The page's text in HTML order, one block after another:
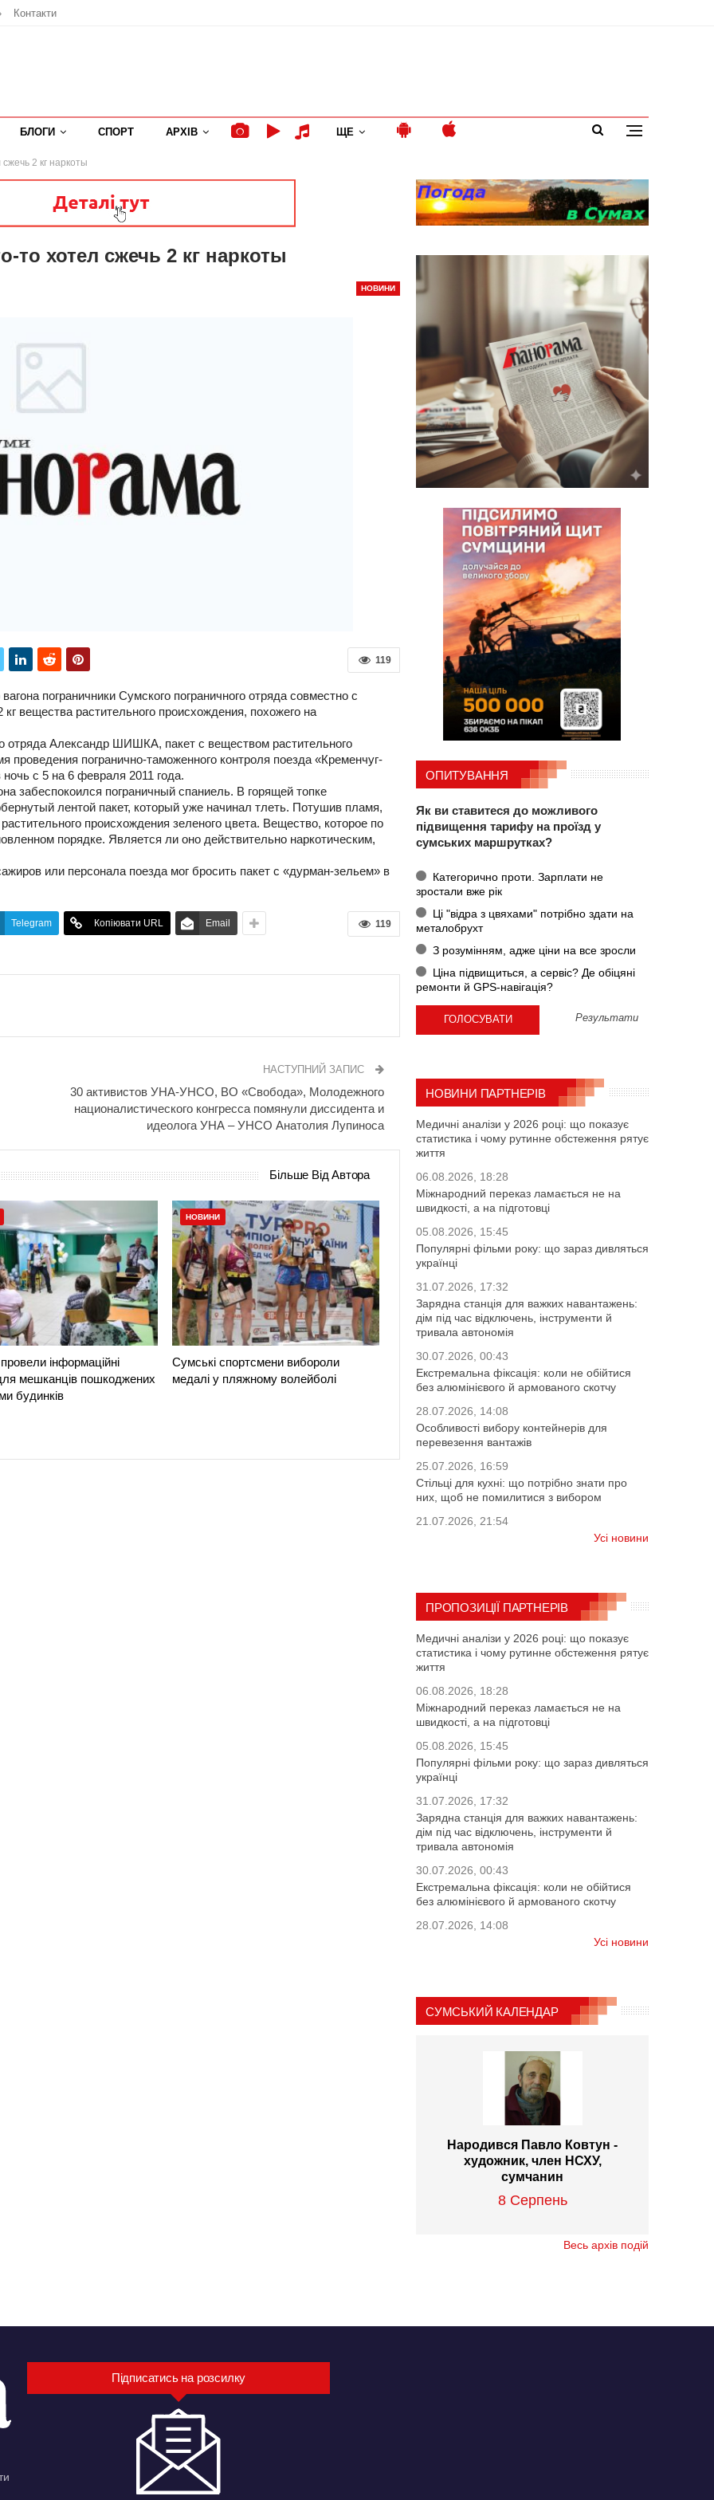
Контакти
БЛОГИ СПОРТ АРХІВ ЩЕ
2 кг наркоты
то хотел сжечь 2 кг наркоты
НОВИНИ
119
пограничники Сумского пограничного отряда совместно с
вещества растительного происхождения, похожего на
отряда Александр ШИШКА, пакет с веществом растительного
погранично-таможенного контроля поезда «Кременчуг-
с 5 на 6 февраля 2011 года.
забеспокоился пограничный спаниель. В горящей топке
лентой пакет, который уже начинал тлеть. Потушив пламя,
происхождения зеленого цвета. Вещество, которое по
порядке. Является ли оно действительно наркотическим,
или персонала поезда мог бросить пакет с «дурман-зельем» в
119
Telegram Копіювати URL Email
НАСТУПНИЙ ЗАПИС
30 активистов УНА-УНСО, ВО «Свобода», Молодежного
националистического конгресса помянули диссидента и
идеолога УНА – УНСО Анатолия Лупиноса
Більше Від Автора
інформаційні
для мешканців пошкоджених
будинків
НОВИНИ
Сумські спортсмени вибороли
медалі у пляжному волейболі
ОПИТУВАННЯ
Як ви ставитеся до можливого
підвищення тарифу на проїзд у
сумських маршрутках?
Категорично проти. Зарплати не
зростали вже рік
Ці "відра з цвяхами" потрібно здати на
металобрухт
З розумінням, адже ціни на все зросли
Ціна підвищиться, а сервіс? Де обіцяні
ремонти й GPS-навігація?
Результати
НОВИНИ ПАРТНЕРІВ
Медичні аналізи у 2026 році: що показує
статистика і чому рутинне обстеження рятує
життя
06.08.2026, 18:28
Міжнародний переказ ламається не на
швидкості, а на підготовці
05.08.2026, 15:45
Популярні фільми року: що зараз дивляться
українці
31.07.2026, 17:32
Зарядна станція для важких навантажень:
дім під час відключень, інструменти й
тривала автономія
30.07.2026, 00:43
Екстремальна фіксація: коли не обійтися
без алюмінієвого й армованого скотчу
28.07.2026, 14:08
Особливості вибору контейнерів для
перевезення вантажів
25.07.2026, 16:59
Стільці для кухні: що потрібно знати про
них, щоб не помилитися з вибором
21.07.2026, 21:54
Усі новини
ПРОПОЗИЦІЇ ПАРТНЕРІВ
Медичні аналізи у 2026 році: що показує
статистика і чому рутинне обстеження рятує
життя
06.08.2026, 18:28
Міжнародний переказ ламається не на
швидкості, а на підготовці
05.08.2026, 15:45
Популярні фільми року: що зараз дивляться
українці
31.07.2026, 17:32
Зарядна станція для важких навантажень:
дім під час відключень, інструменти й
тривала автономія
30.07.2026, 00:43
Екстремальна фіксація: коли не обійтися
без алюмінієвого й армованого скотчу
28.07.2026, 14:08
Усі новини
СУМСЬКИЙ КАЛЕНДАР
Народився Павло Ковтун -
художник, член НСХУ,
сумчанин
8 Серпень
Весь архів подій
Підписатись на розсилку